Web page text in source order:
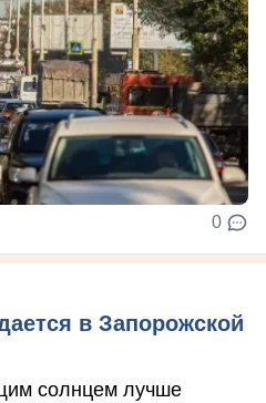
0
в Запорожской
солнцем лучше